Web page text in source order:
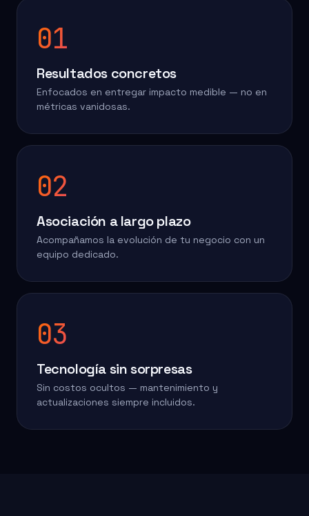
01
Resultados concretos
Enfocados en entregar impacto medible — no en
métricas vanidosas.
02
Asociación a largo plazo
Acompañamos la evolución de tu negocio con un
equipo dedicado.
03
Tecnología sin sorpresas
Sin costos ocultos — mantenimiento y
actualizaciones siempre incluidos.